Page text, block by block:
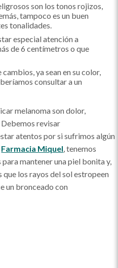
son los tonos rojizos,
tampoco es un buen
tonalidades.
especial atención a
de 6 centímetros o que
ya sean en su color,
consultar a un
melanoma son dolor,
Debemos revisar
atentos por si sufrimos algún
Farmacia Miquel, tenemos
mantener una piel bonita y,
los rayos del sol estropeen
un bronceado con